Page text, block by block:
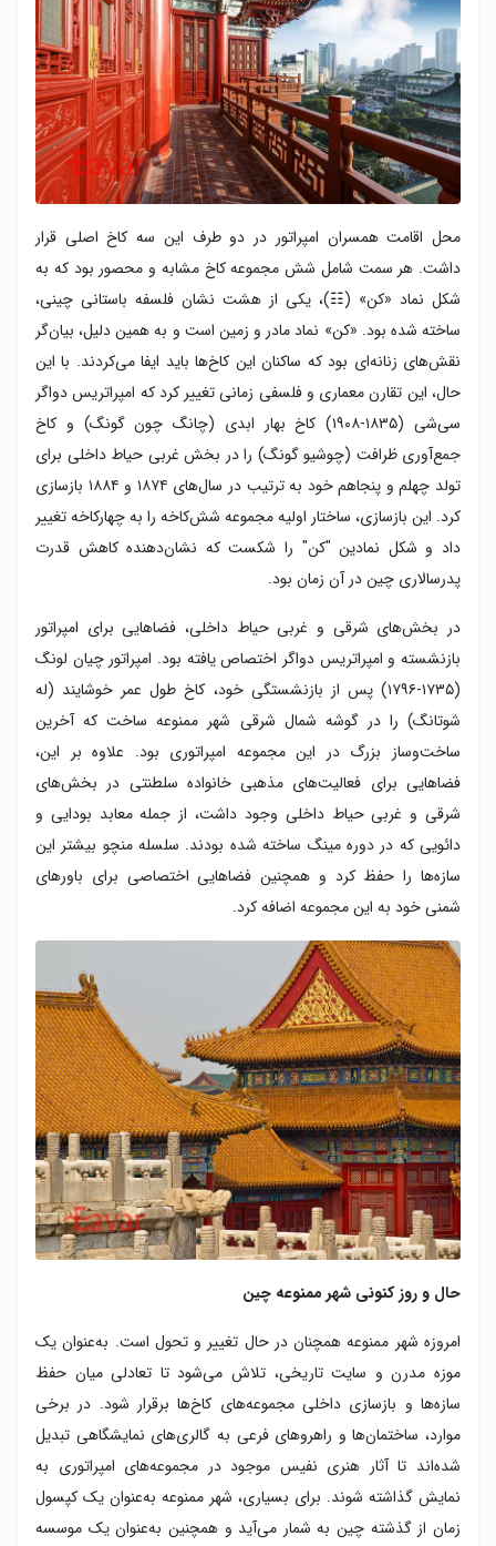
محل اقامت همسران امپراتور در دو طرف این سه کاخ اصلی قرار
داشت. هر سمت شامل شش مجموعه کاخ مشابه و محصور بود که به
شکل نماد «کن» (☷)، یکی از هشت نشان‌ فلسفه باستانی چینی،
ساخته شده بود. «کن» نماد مادر و زمین است و به همین دلیل، بیان‌گر
نقش‌های زنانه‌ای بود که ساکنان این کاخ‌ها باید ایفا می‌کردند. با این
حال، این تقارن معماری و فلسفی زمانی تغییر کرد که امپراتریس دواگر
سی‌شی (۱۸۳۵-۱۹۰۸) کاخ بهار ابدی (چانگ ‌چون ‌گونگ) و کاخ
جمع‌آوری ظرافت (چوشیو‌ گونگ) را در بخش غربی حیاط داخلی برای
تولد چهلم و پنجاهم خود به ترتیب در سال‌های ۱۸۷۴ و ۱۸۸۴ بازسازی
کرد. این بازسازی، ساختار اولیه مجموعه شش‌کاخه را به چهارکاخه تغییر
داد و شکل نمادین "کن" را شکست که نشان‌دهنده کاهش قدرت
پدرسالاری چین در آن زمان بود.
در بخش‌های شرقی و غربی حیاط داخلی، فضاهایی برای امپراتور
بازنشسته و امپراتریس دواگر اختصاص یافته بود. امپراتور چیان ‌لونگ
(۱۷۳۵-۱۷۹۶) پس از بازنشستگی خود، کاخ طول عمر خوشایند (له
‌شو‌تانگ) را در گوشه شمال شرقی شهر ممنوعه ساخت که آخرین
ساخت‌وساز بزرگ در این مجموعه امپراتوری بود. علاوه بر این،
فضاهایی برای فعالیت‌های مذهبی خانواده سلطنتی در بخش‌های
شرقی و غربی حیاط داخلی وجود داشت، از جمله معابد بودایی و
دائویی که در دوره مینگ ساخته شده بودند. سلسله منچو بیشتر این
سازه‌ها را حفظ کرد و همچنین فضاهایی اختصاصی برای باورهای
شمنی خود به این مجموعه اضافه کرد.
حال و روز کنونی شهر ممنوعه چین
امروزه شهر ممنوعه همچنان در حال تغییر و تحول است. به‌عنوان یک
موزه مدرن و سایت تاریخی، تلاش می‌شود تا تعادلی میان حفظ
سازه‌ها و بازسازی داخلی مجموعه‌های کاخ‌ها برقرار شود. در برخی
موارد، ساختمان‌ها و راهروهای فرعی به گالری‌های نمایشگاهی تبدیل
شده‌اند تا آثار هنری نفیس موجود در مجموعه‌های امپراتوری به
نمایش گذاشته شوند. برای بسیاری، شهر ممنوعه به‌عنوان یک کپسول
زمان از گذشته چین به شمار می‌آید و همچنین به‌عنوان یک موسسه